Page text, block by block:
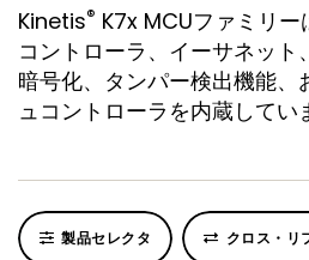
Kinetis® K7x MCUファミリ
コントローラ、イーサネット
暗号化、タンパー検出機能、
ュコントローラを内蔵してい
製品セレクタ クロス・リ